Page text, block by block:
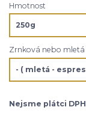
Hmotnost
Zrnková nebo mletá
Nejsme plátci DPH